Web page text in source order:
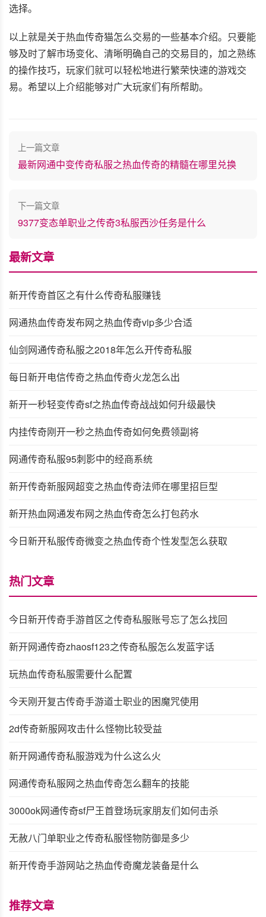
选择。
以上就是关于热血传奇猫怎么交易的一些基本介绍。只要能
够及时了解市场变化、清晰明确自己的交易目的，加之熟练
的操作技巧，玩家们就可以轻松地进行繁荣快速的游戏交
易。希望以上介绍能够对广大玩家们有所帮助。
上一篇文章
最新网通中变传奇私服之热血传奇的精髓在哪里兑换
下一篇文章
9377变态单职业之传奇3私服西沙任务是什么
最新文章
新开传奇首区之有什么传奇私服赚钱
网通热血传奇发布网之热血传奇vip多少合适
仙剑网通传奇私服之2018年怎么开传奇私服
每日新开电信传奇之热血传奇火龙怎么出
新开一秒轻变传奇sf之热血传奇战战如何升级最快
内挂传奇刚开一秒之热血传奇如何免费领副将
网通传奇私服95刺影中的经商系统
新开传奇新服网超变之热血传奇法师在哪里招巨型
新开热血网通发布网之热血传奇怎么打包药水
今日新开私服传奇微变之热血传奇个性发型怎么获取
热门文章
今日新开传奇手游首区之传奇私服账号忘了怎么找回
新开网通传奇zhaosf123之传奇私服怎么发蓝字话
玩热血传奇私服需要什么配置
今天刚开复古传奇手游道士职业的困魔咒使用
2d传奇新服网攻击什么怪物比较受益
新开网通传奇私服游戏为什么这么火
网通传奇私服网之热血传奇怎么翻车的技能
3000ok网通传奇sf尸王首登场玩家朋友们如何击杀
无赦八门单职业之传奇私服怪物防御是多少
新开传奇手游网站之热血传奇魔龙装备是什么
推荐文章